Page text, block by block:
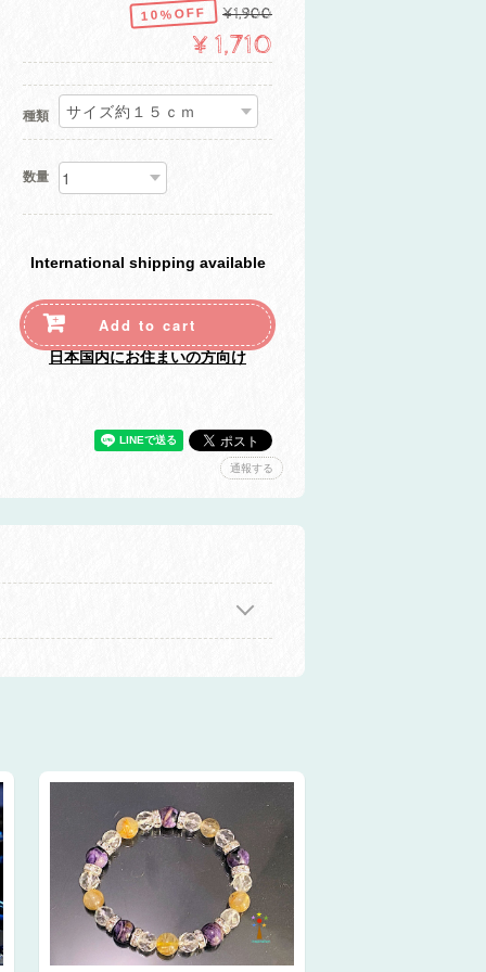
10%OFF ¥1,900
¥1,710
種類
数量
International shipping available
Add to cart
日本国内にお住まいの方向け
通報する